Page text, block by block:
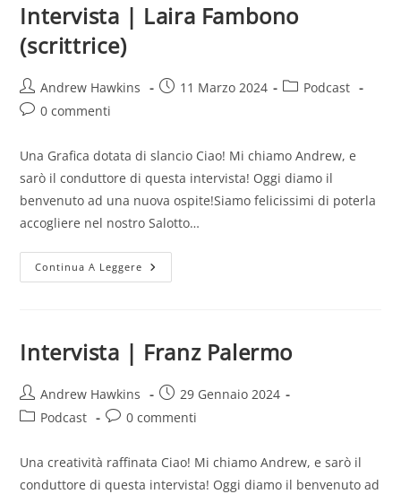
Intervista | Laira Fambono
(scrittrice)
Autore
dell'articolo:
Andrew Hawkins
Articolo11 Marzo 2024
Categoria
Podcast
Commenti
0 commenti
Una Grafica dotata di slancio Ciao! Mi chiamo Andrew, e
sarò il conduttore di questa intervista! Oggi diamo il
benvenuto ad una nuova ospite!Siamo felicissimi di poterla
accogliere nel nostro Salotto…
Continua A Leggere Intervista
|
Intervista | Franz Palermo
Autore
dell'articolo:
Andrew Hawkins
Articolo
pubblicato:
29 Gennaio 2024
Categoria
Podcast
Commenti
0 commenti
Una creatività raffinata Ciao! Mi chiamo Andrew, e sarò il
conduttore di questa intervista! Oggi diamo il benvenuto ad